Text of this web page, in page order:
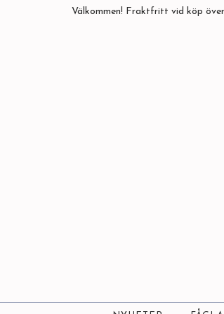
Välkommen! Fraktfritt vid köp